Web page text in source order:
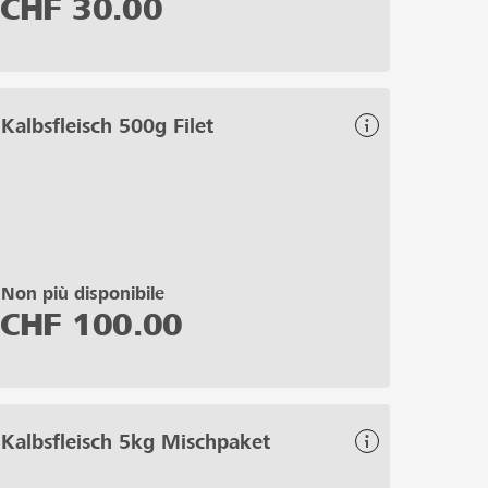
CHF 30.00
Kalbsfleisch 500g Filet
Non più disponibile
CHF 100.00
Kalbsfleisch 5kg Mischpaket